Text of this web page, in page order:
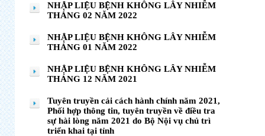
NHẬP LIỆU BỆNH KHÔNG LÂY NHIỄM
THÁNG 02 NĂM 2022
NHẬP LIỆU BỆNH KHÔNG LÂY NHIỄM
THÁNG 01 NĂM 2022
NHẬP LIỆU BỆNH KHÔNG LÂY NHIỄM
THÁNG 12 NĂM 2021
Tuyên truyền cải cách hành chính năm 2021,
Phối hợp thông tin, tuyên truyền về điều tra
sự hài lòng năm 2021 do Bộ Nội vụ chủ trì
triển khai tại tỉnh